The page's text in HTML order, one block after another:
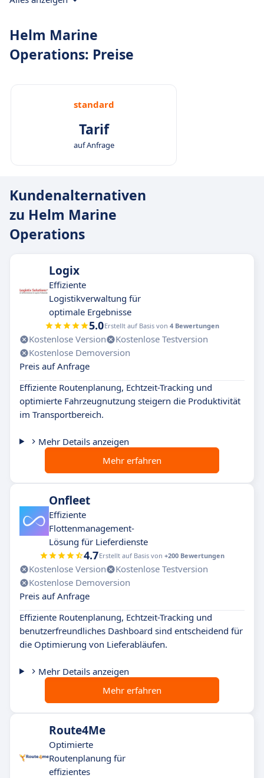
Helm Marine
Operations: Preise
standard
Tarif
auf Anfrage
Kundenalternativen
zu Helm Marine
Operations
Logix
Effiziente
Logistikverwaltung für
optimale Ergebnisse
5.0Erstellt auf Basis von 4 Bewertungen
Kostenlose Version
Kostenlose Testversion
Kostenlose Demoversion
Preis auf Anfrage
Effiziente Routenplanung, Echtzeit-Tracking und
optimierte Fahrzeugnutzung steigern die Produktivität
im Transportbereich.
Mehr Details anzeigen
Mehr erfahren
Onfleet
Effiziente
Flottenmanagement-
Lösung für Lieferdienste
4.7Erstellt auf Basis von +200 Bewertungen
Kostenlose Version
Kostenlose Testversion
Kostenlose Demoversion
Preis auf Anfrage
Effiziente Routenplanung, Echtzeit-Tracking und
benutzerfreundliches Dashboard sind entscheidend für
die Optimierung von Lieferabläufen.
Mehr Details anzeigen
Mehr erfahren
Route4Me
Optimierte
Routenplanung für
effizientes